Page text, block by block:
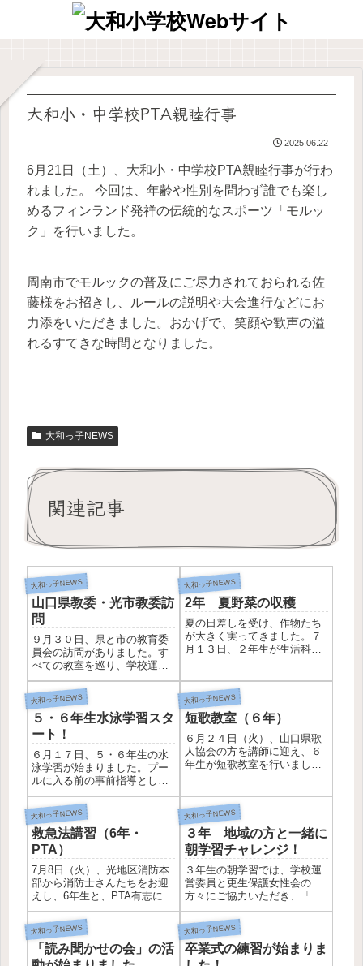
大和小・中学校PTA親睦行事
2025.06.22
6月21日（土）、大和小・中学校PTA親睦行事が行わ
れました。 今回は、年齢や性別を問わず誰でも楽し
めるフィンランド発祥の伝統的なスポーツ「モルッ
ク」を行いました。
周南市でモルックの普及にご尽力されておられる佐
藤様をお招きし、ルールの説明や大会進行などにお
力添をいただきました。おかげで、笑顔や歓声の溢
れるすてきな時間となりました。
大和っ子NEWS
関連記事
大和っ子NEWS
山口県教委・光市教委訪
問
９月３０日、県と市の教育委
員会の訪問がありました。す
べての教室を巡り、学校運営
状況や子どもたちの学びや育
ちを見ていただき、助言をい
ただきました。【学び合いの
ようす】【リーダー学習のよ
うす】【少人数指導のよう
す】来校者の方からは、子ど
もたちの...
大和っ子NEWS
2年 夏野菜の収穫
夏の日差しを受け、作物たち
が大きく実ってきました。７
月１３日、２年生が生活科で
ニトマト、ピーマン、オク
ラ、キュウリ、エダマメ、ト
ウモロコシなど様々な野菜を
育ててきました。今回はその
中でも、...
大和っ子NEWS
５・６年生水泳学習スタ
ート！
６月１７日、５・６年生の水
泳学習が始まりました。プー
ルに入る前の事前指導とし
て、①命を守る力をつけるた
めの学習であること ②１ｍ
でも長く、１秒でも速く泳げ
るように最後まで頑張り抜く
こと ③限られた時間を有効
に使うこと の３点を子ども
たちに伝...
大和っ子NEWS
短歌教室（６年）
６月２４日（火）、山口県歌
人協会の方を講師に迎え、６
年生が短歌教室を行いまし
で聞いて心地の良いリズムを
大切にすることなどの説明を
受けた後、早速、短歌づくり
に挑戦しました。お題は
「夏」「雨」...
大和っ子NEWS
救急法講習（6年・
PTA）
7月8日（火）、光地区消防本
部から消防士さんたちをお迎
えし、6年生と、PTA有志によ
る救急法講習会がありまし
た。心臓や呼吸が止まった人
を発見したとき、胸骨圧迫を
行い、絶え間なく続けること
ができるか否かがとても重要
大和っ子NEWS
３年 地域の方と一緒に
朝学習チャレンジ！
３年生の朝学習では、学校運
営委員と更生保護女性会の
方々にご協力いただき、「九
九竜王チャレンジ」を行いま
した。子どもたちは地域の方
に上がり九九や下がり九九を
聞いていただきながら、一人
ひとりが意欲的に挑戦する姿
大和っ子NEWS
「読み聞かせの会」の活
大和っ子NEWS
卒業式の練習が始まりま